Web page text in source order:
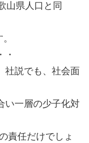
山県人口と同
・
社説でも、社会面
い一層の少子化対
責任だけでしょ